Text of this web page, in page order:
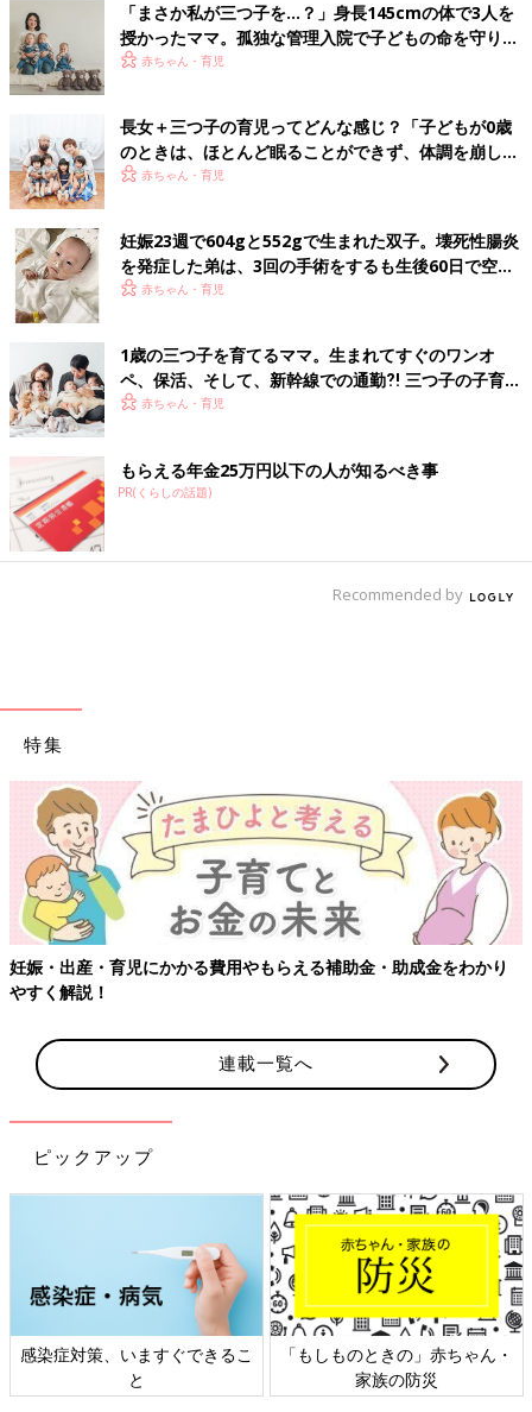
「まさか私が三つ子を…？」身長145cmの体で3人を
授かったママ。孤独な管理入院で子どもの命を守り抜
いた！【多胎インタビュー・前編】
赤ちゃん・育児
長女＋三つ子の育児ってどんな感じ？「子どもが0歳
のときは、ほとんど眠ることができず、体調を崩した
ことも…」【多胎の育児体験談】
赤ちゃん・育児
妊娠23週で604gと552gで生まれた双子。壊死性腸炎
を発症した弟は、3回の手術をするも生後60日で空へ
【多胎・低出生体重児】
赤ちゃん・育児
1歳の三つ子を育てるママ。生まれてすぐのワンオ
ペ、保活、そして、新幹線での通勤⁈ 三つ子の子育て
のリアル【多胎育児体験談】
赤ちゃん・育児
もらえる年金25万円以下の人が知るべき事
PR(くらしの話題)
Recommended by
特集
妊娠・出産・育児にかかる費用やもらえる補助金・助成金をわかり
やすく解説！
連載一覧へ
ピックアップ
感染症対策、いますぐできるこ
と
「もしものときの」赤ちゃん・
家族の防災